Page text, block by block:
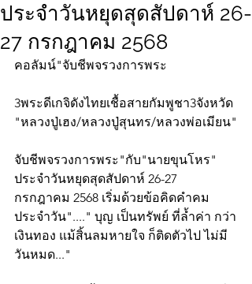
ประจำวันหยุดสุดสัปดาห์ 26-
27 กรกฎาคม 2568
คอลัมน์"จับชีพจรวงการพระ
3พระดีเกจิดังไทยเชื้อสายกัมพูชา3จังหวัด
"หลวงปู่เฮง/หลวงปู่สุนทร/หลวงพ่อเมียน"
จับชีพจรวงการพระ"กับ"นายขุนโหร"
ประจำวันหยุดสุดสัปดาห์ 26-27
กรกฎาคม 2568 เริ่มด้วยข้อคิดคำคม
ประจำวัน"...." บุญ เป็นทรัพย์ ที่ล้ำค่า กว่า
เงินทอง แม้สิ้นลมหายใจ ก็ติดตัวไป ไม่มี
วันหมด..."